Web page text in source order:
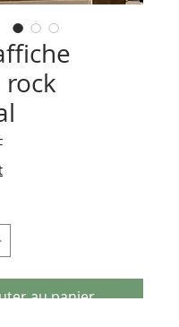
rock
Prix
au panier